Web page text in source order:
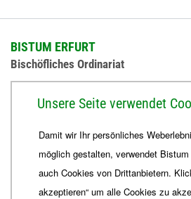
BISTUM ERFURT
Bischöfliches Ordinariat
+49 361 6572-444
ordinariat Bistum-Erfurt.de
Unsere Seite verwendet
Damit wir Ihr persönliches
möglich gestalten, verwendet
auch Cookies von Drittanbietern.
akzeptieren“ um alle Cookies zu